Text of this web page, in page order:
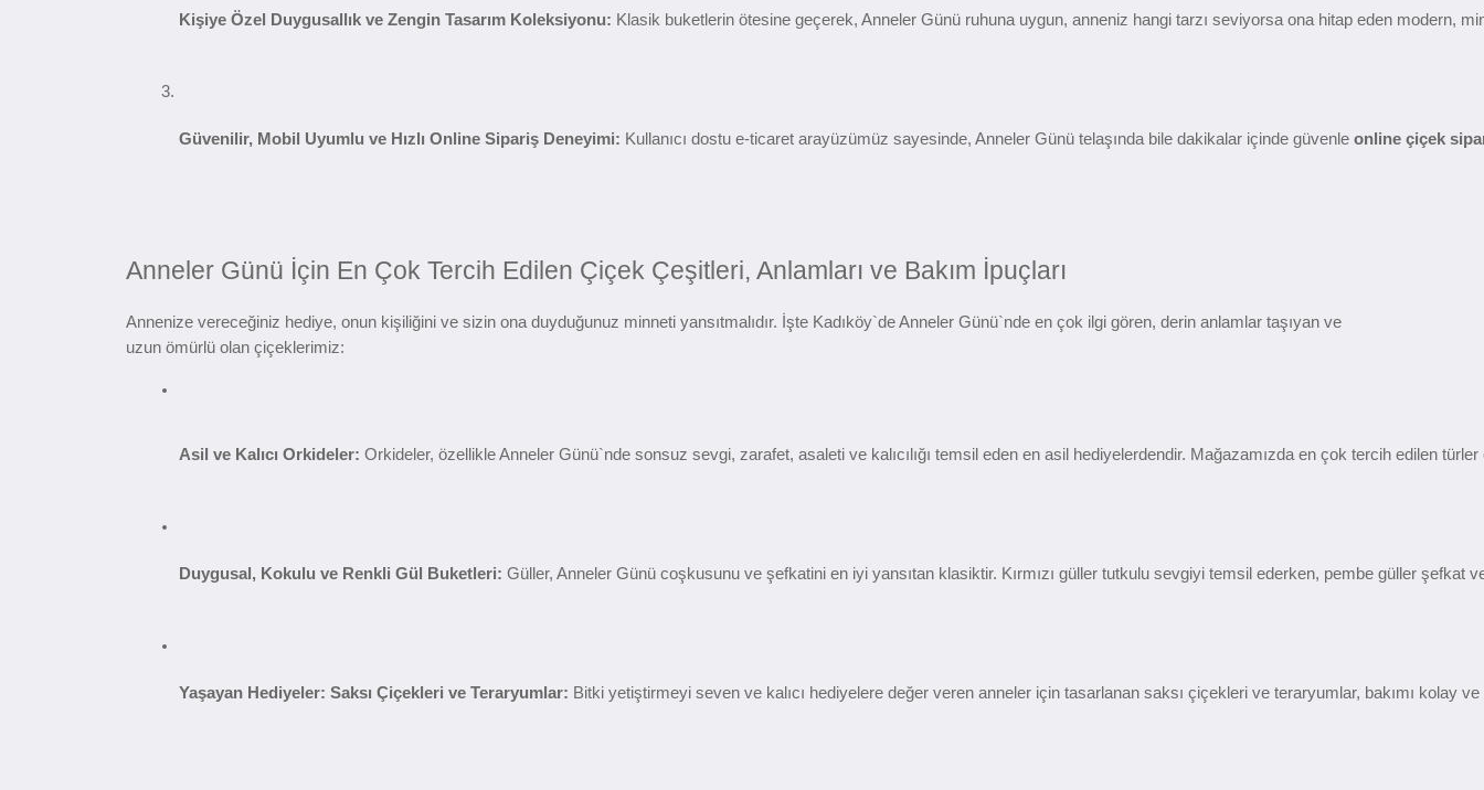
Kişiye Özel Duygusallık ve Zengin Tasarım Koleksiyonu: Klasik buketlerin ötesine geçerek, Anneler Günü ruhuna uygun, anneniz hangi tarzı seviyorsa ona hitap eden
Güvenilir, Mobil Uyumlu ve Hızlı Online Sipariş Deneyimi: Kullanıcı dostu e-ticaret arayüzümüz sayesinde, Anneler Günü telaşında bile dakikalar içinde güvenle online çiçek
Anneler Günü İçin En Çok Tercih Edilen Çiçek Çeşitleri, Anlamları ve Bakım İpuçları
Annenize vereceğiniz hediye, onun kişiliğini ve sizin ona duyduğunuz minneti yansıtmalıdır. İşte Kadıköy`de Anneler Günü`nde en çok ilgi gören, derin anlamlar taşıyan ve
uzun ömürlü olan çiçeklerimiz:
Asil ve Kalıcı Orkideler: Orkideler, özellikle Anneler Günü`nde sonsuz sevgi, zarafet, asaleti ve kalıcılığı temsil eden en asil hediyelerdendir. Mağazamızda en çok tercih edilen
Duygusal, Kokulu ve Renkli Gül Buketleri: Güller, Anneler Günü coşkusunu ve şefkatini en iyi yansıtan klasiktir. Kırmızı güller tutkulu sevgiyi temsil ederken, pembe güller şefkat
Yaşayan Hediyeler: Saksı Çiçekleri ve Teraryumlar: Bitki yetiştirmeyi seven ve kalıcı hediyelere değer veren anneler için tasarlanan saksı çiçekleri ve teraryumlar, bakımı kolay